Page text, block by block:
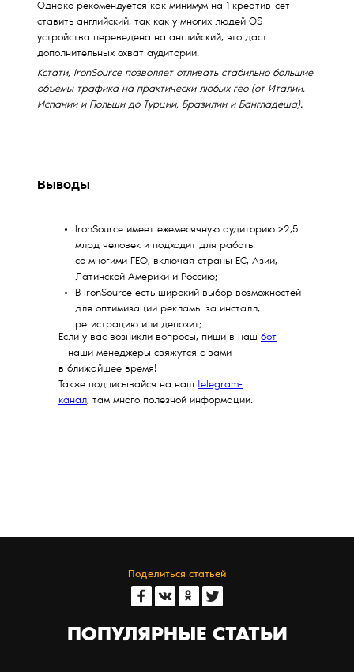
Однако рекомендуется как минимум на 1 креатив-сет
ставить английский, так как у многих людей OS
устройства переведена на английский, это даст
дополнительных охват аудитории.
Кстати, IronSource позволяет отливать стабильно большие
объемы трафика на практически любых гео (от Италии,
Испании и Польши до Турции, Бразилии и Бангладеша).
Выводы
IronSource имеет ежемесячную аудиторию >2,5
млрд человек и подходит для работы
со многими ГЕО, включая страны ЕС, Азии,
Латинской Америки и Россию;
В IronSource есть широкий выбор возможностей
для оптимизации рекламы за инсталл,
регистрацию или депозит;
Если у вас возникли вопросы, пиши в наш бот
— наши менеджеры свяжутся с вами
в ближайшее время!
Также подписывайся на наш telegram-
канал, там много полезной информации.
Поделиться статьей
ПОПУЛЯРНЫЕ СТАТЬИ